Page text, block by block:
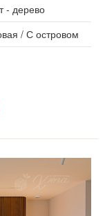
- дерево
/ С островом